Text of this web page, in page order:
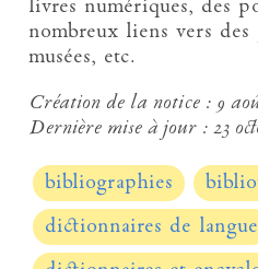
livres numériques, des
nombreux liens vers des
musées, etc.
Création de la notice : 9
Dernière mise à jour :23
bibliographies
dictionnaires de langue